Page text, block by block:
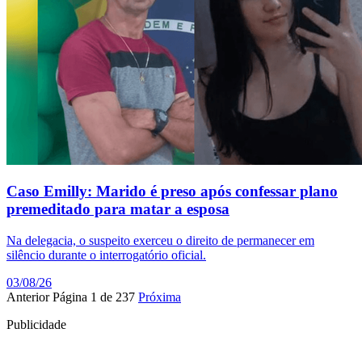
Caso Emilly: Marido é preso após confessar plano
premeditado para matar a esposa
Na delegacia, o suspeito exerceu o direito de permanecer em
silêncio durante o interrogatório oficial.
03/08/26
Anterior Página 1 de 237 Próxima
Publicidade